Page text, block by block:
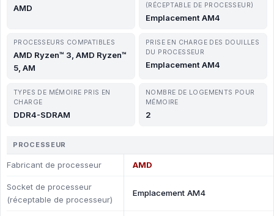
AMD
(RÉCEPTABLE DE PROCESSEUR)
Emplacement AM4
PROCESSEURS COMPATIBLES
AMD Ryzen™ 3, AMD Ryzen™
5, AM
PRISE EN CHARGE DES DOUILLES
DU PROCESSEUR
Emplacement AM4
TYPES DE MÉMOIRE PRIS EN
CHARGE
DDR4-SDRAM
NOMBRE DE LOGEMENTS POUR
MÉMOIRE
2
PROCESSEUR
Fabricant de processeur AMD
Socket de processeur
(réceptable de processeur)
Emplacement AM4